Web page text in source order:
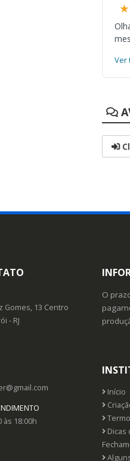
Ver
Gomes, 13 Centro
- RJ
às 18:00h
O
Início
Dicas